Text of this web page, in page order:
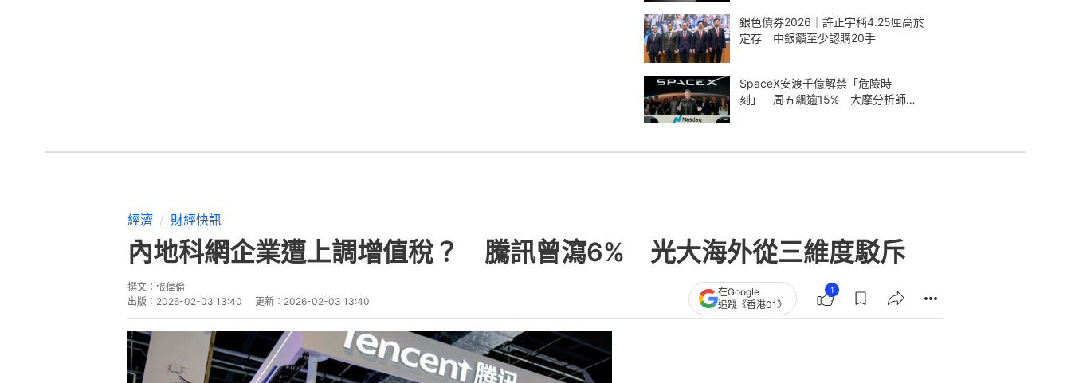
銀色債券2026｜許正宇稱4.25厘高於
定存 中銀籲至少認購20手
SpaceX安渡千億解禁「危險時
刻」 周五飆逾15% 大摩分析師神
內地科網企業遭上調增值稅？ 騰訊曾瀉6% 光大海外從三維度駁斥
出版： 2026-02-03 13:40
在Google
追蹤《香港01》